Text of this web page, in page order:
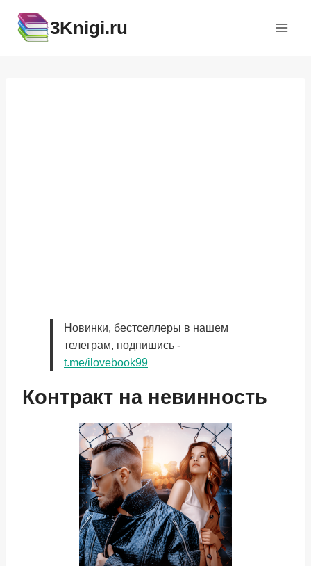
содержимому
3Knigi.ru
Новинки, бестселлеры в нашем
телеграм, подпишись -
t.me/ilovebook99
Контракт на невинность